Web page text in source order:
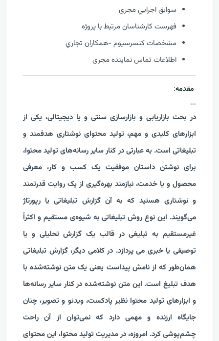
سوابق اجرايي مجری
فهرست كارشناسان مرتبط با پروژه
مشخصات كنسرسيوم -همكاران تجاري
اطلاعات تماس نماینده مجری
مقدمه:
...
در بحث بازاریابی و بازارسازی سنتی و یا دیجیتالی، یکی از
ابزارهای کلیدی و مهم، تولید محتوای نوشتاری هدفمند و
تبلیغاتی است. به عبارتی در کنار سایر رسانه‌های تولید محتوا،
برای نوشتن داستان موفقیت یک کسب و کار، معرفی
محصول و یا خدمت، نیازمند بهره‌گیری از یک روایت قدرتمند
و نوشتاری هستید که به آن گزارش تبلیغاتی یا رپورتاژ
می‌گویند. این نوع روش تبلیغاتی به شیوه‌ی مستقیم و اکثراً
غیرمستقیم به تبلیغی در قالب یک گزارش تحلیلی و یا
توصیفی یا خبری می پردازد. در کلامی دیگر، گزارش تبلیغاتی
همان‌طور که از نامش پیداست یعنی یک متن نوشته‌شده با
هدف تبلیغ است. این متن نوشته‌‌شده در کنار سایر رسانه‌ها
و ابزارهای تولید محتوا نظیر پادکست، ویدئو و تصویر، چنان
جایگاه ارزنده و مهمی دارد که نمی‌توان از آن راحت
چشم‌پوشی کرد. امروزه، در مدیریت تولید محتوا، این محتوای